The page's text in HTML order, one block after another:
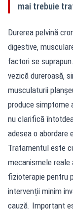
mai trebuie
Durerea pelvină
digestive,
factori se
vezică dureroasă,
musculaturii
produce simptome
nu clarifică
adesea o abordare
Tratamentul este
mecanismele reale
fizioterapie pentru
intervenții minim
cauză. Important